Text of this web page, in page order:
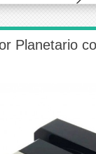
Planetario